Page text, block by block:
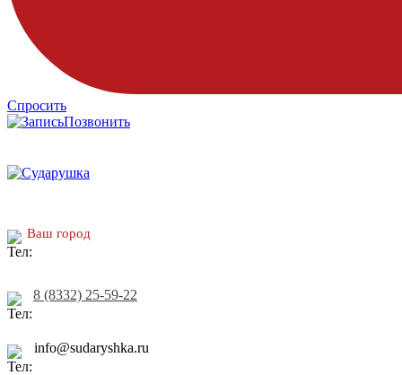
Спросить
Позвонить
Ваш город
8 (8332) 25-59-22
info@sudaryshka.ru